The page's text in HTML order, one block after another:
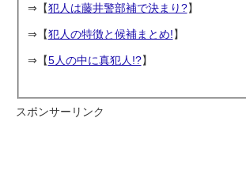
⇒【犯人は藤井警部補で決まり?】
⇒【犯人の特徴と候補まとめ!】
⇒【5人の中に真犯人!?】
スポンサーリンク